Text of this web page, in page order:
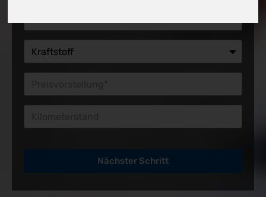
Nächster Schritt